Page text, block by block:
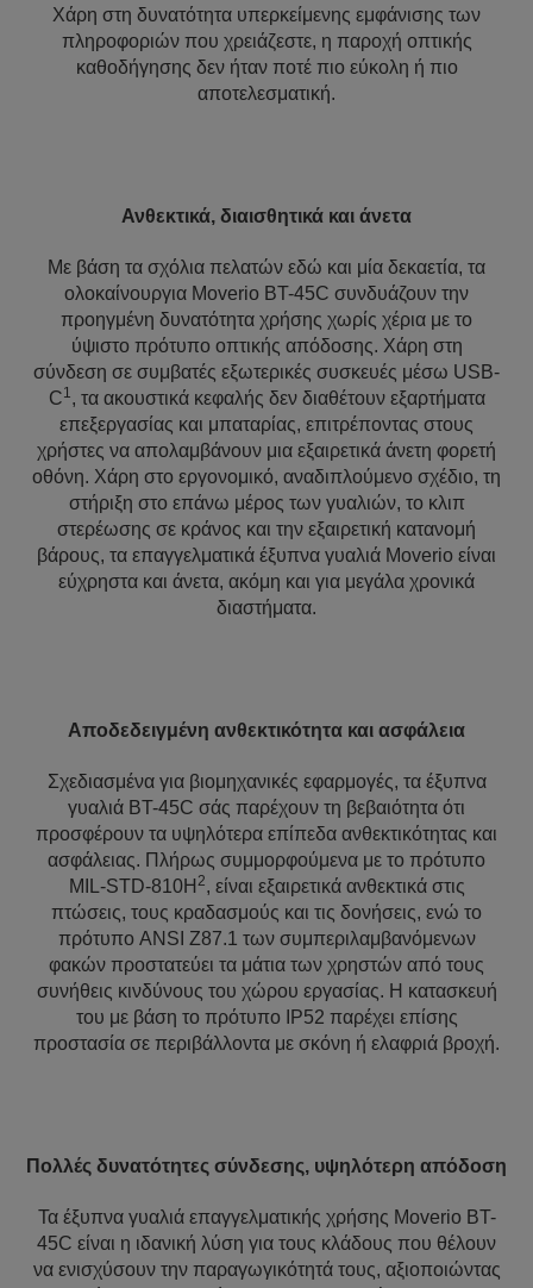
Χάρη στη δυνατότητα υπερκείμενης εμφάνισης των
πληροφοριών που χρειάζεστε, η παροχή οπτικής
καθοδήγησης δεν ήταν ποτέ πιο εύκολη ή πιο
αποτελεσματική.
Ανθεκτικά, διαισθητικά και άνετα
Με βάση τα σχόλια πελατών εδώ και μία δεκαετία, τα
ολοκαίνουργια Moverio BT-45C συνδυάζουν την
προηγμένη δυνατότητα χρήσης χωρίς χέρια με το
ύψιστο πρότυπο οπτικής απόδοσης. Χάρη στη
σύνδεση σε συμβατές εξωτερικές συσκευές μέσω USB-
C1, τα ακουστικά κεφαλής δεν διαθέτουν εξαρτήματα
επεξεργασίας και μπαταρίας, επιτρέποντας στους
χρήστες να απολαμβάνουν μια εξαιρετικά άνετη φορετή
οθόνη. Χάρη στο εργονομικό, αναδιπλούμενο σχέδιο, τη
στήριξη στο επάνω μέρος των γυαλιών, το κλιπ
στερέωσης σε κράνος και την εξαιρετική κατανομή
βάρους, τα επαγγελματικά έξυπνα γυαλιά Moverio είναι
εύχρηστα και άνετα, ακόμη και για μεγάλα χρονικά
διαστήματα.
Αποδεδειγμένη ανθεκτικότητα και ασφάλεια
Σχεδιασμένα για βιομηχανικές εφαρμογές, τα έξυπνα
γυαλιά BT-45C σάς παρέχουν τη βεβαιότητα ότι
προσφέρουν τα υψηλότερα επίπεδα ανθεκτικότητας και
ασφάλειας. Πλήρως συμμορφούμενα με το πρότυπο
MIL-STD-810H 2, είναι εξαιρετικά ανθεκτικά στις
πτώσεις, τους κραδασμούς και τις δονήσεις, ενώ το
πρότυπο ANSI Z87.1 των συμπεριλαμβανόμενων
φακών προστατεύει τα μάτια των χρηστών από τους
συνήθεις κινδύνους του χώρου εργασίας. Η κατασκευή
του με βάση το πρότυπο IP52 παρέχει επίσης
προστασία σε περιβάλλοντα με σκόνη ή ελαφριά βροχή.
Πολλές δυνατότητες σύνδεσης, υψηλότερη απόδοση
Τα έξυπνα γυαλιά επαγγελματικής χρήσης Moverio BT-
45C είναι η ιδανική λύση για τους κλάδους που θέλουν
να ενισχύσουν την παραγωγικότητά τους, αξιοποιώντας